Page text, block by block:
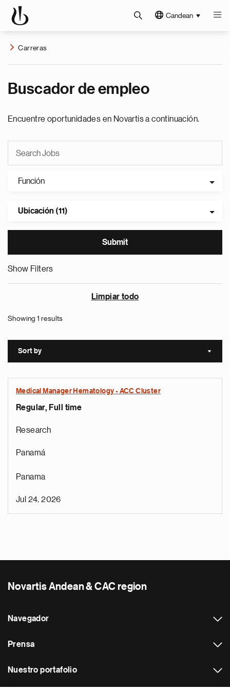
Candean
Carreras
Buscador de empleo
Encuentre oportunidades en Novartis a continuación.
Función
Ubicación (11)
Show Filters
Limpiar todo
Showing 1 results
Sort by Sort
Medical Manager Hematology - ACC Cluster
Regular, Full time
Research
Panamá
Panama
Jul 24, 2026
Novartis Andean & CAC region
Navegador
Prensa
Nuestro portafolio